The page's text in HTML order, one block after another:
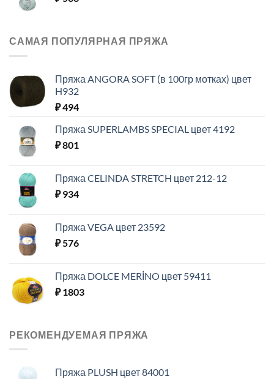
САМАЯ ПОПУЛЯРНАЯ ПРЯЖА
Пряжа ANGORA SOFT (в 100гр мотках) цвет
H932
₽494
Пряжа SUPERLAMBS SPECIAL цвет 4192
₽801
Пряжа CELINDA STRETCH цвет 212-12
₽934
Пряжа VEGA цвет 23592
₽576
Пряжа DOLCE MERİNO цвет 59411
₽1803
РЕКОМЕНДУЕМАЯ ПРЯЖА
Пряжа PLUSH цвет 84001